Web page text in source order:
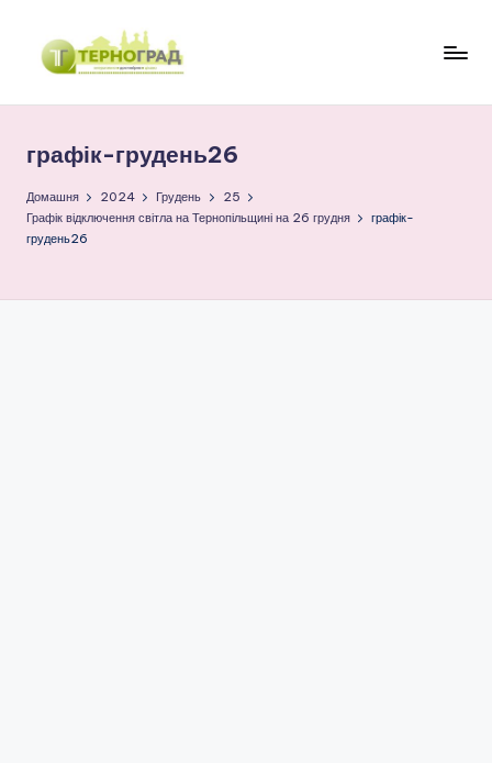
Перейти
р
н
о
цікаво
графік-грудень26
Домашня 2024 Грудень
25
Графік відключення світла на Тернопільщині на 26 грудня
графік-
грудень26